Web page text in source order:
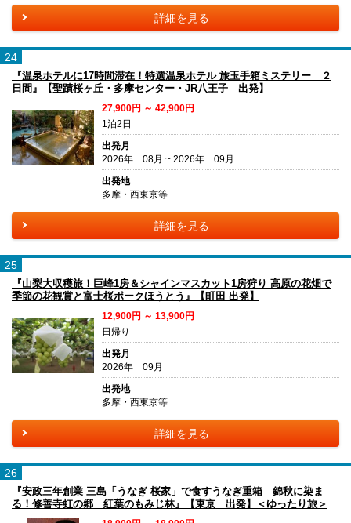
詳細を見る
24
『温泉ホテルに17時間滞在！特選温泉ホテル 旅玉手箱ミステリー ２
日間』【聖蹟桜ヶ丘・多摩センター・JR八王子 出発】
27,900円 ～ 42,900円
1泊2日
出発月
2026年 08月 ~ 2026年 09月
出発地
多摩・西東京等
詳細を見る
25
『山梨大収穫旅！巨峰1房＆シャインマスカット1房狩り 高原の花畑で
季節の花観賞と富士桜ポークほうとう』【町田 出発】
12,900円 ～ 13,900円
日帰り
出発月
2026年 09月
出発地
多摩・西東京等
詳細を見る
26
『安政三年創業 三島「うなぎ 桜家」で食すうなぎ重箱 錦秋に染ま
る！修善寺虹の郷 紅葉のもみじ林』【東京 出発】＜ゆったり旅＞